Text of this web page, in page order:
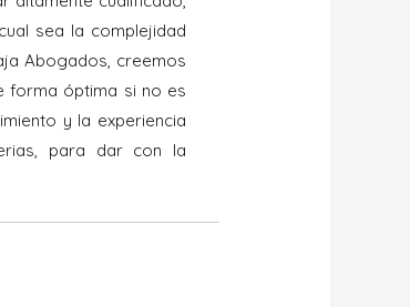
sea la complejidad
Abogados, creemos
forma óptima si no es
y la experiencia
para dar con la